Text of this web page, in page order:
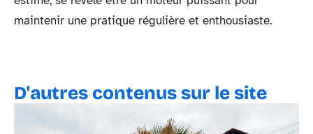
maintenir une pratique régulière et enthousiaste.
D'autres contenus sur le site